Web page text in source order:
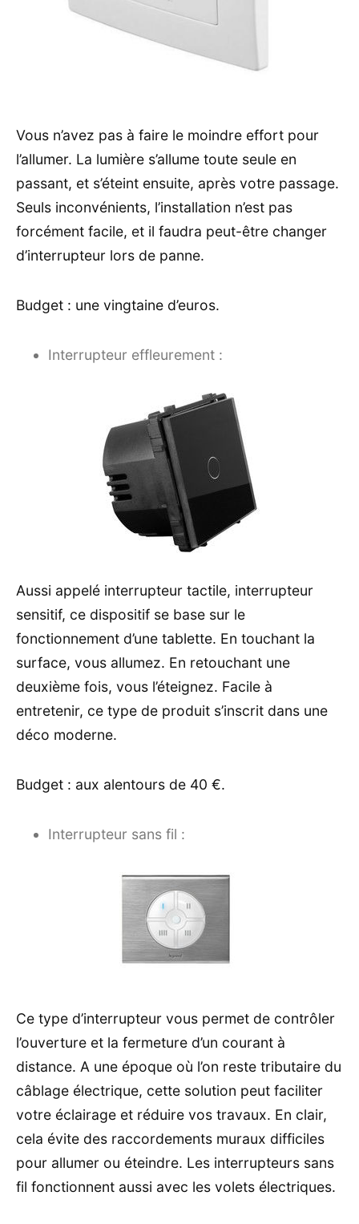
Vous n’avez pas à faire le moindre effort pour
l’allumer. La lumière s’allume toute seule en
passant, et s’éteint ensuite, après votre passage.
Seuls inconvénients, l’installation n’est pas
forcément facile, et il faudra peut-être changer
d’interrupteur lors de panne.
Budget : une vingtaine d’euros.
Interrupteur effleurement :
Aussi appelé interrupteur tactile, interrupteur
sensitif, ce dispositif se base sur le
fonctionnement d’une tablette. En touchant la
surface, vous allumez. En retouchant une
deuxième fois, vous l’éteignez. Facile à
entretenir, ce type de produit s’inscrit dans une
déco moderne.
Budget : aux alentours de 40 €.
Interrupteur sans fil :
Ce type d’interrupteur vous permet de contrôler
l’ouverture et la fermeture d’un courant à
distance. A une époque où l’on reste tributaire du
câblage électrique, cette solution peut faciliter
votre éclairage et réduire vos travaux. En clair,
cela évite des raccordements muraux difficiles
pour allumer ou éteindre. Les interrupteurs sans
fil fonctionnent aussi avec les volets électriques.